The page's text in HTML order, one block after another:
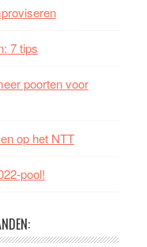
7 tips
poorten voor
op het NTT
pool!